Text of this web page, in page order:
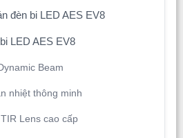
đèn bi LED AES EV8
LED AES EV8
Beam
nhiệt thông minh
Lens cao cấp